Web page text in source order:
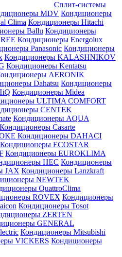
Сплит-системы
MDV Кондиционеры
Clima Кондиционеры Hitachi
Ballu Кондиционеры
Кондиционеры Energolux
Panasonic Кондиционеры
Кондиционеры KALASHNIKOV
Кондиционеры Kentatsu
AERONIK
Dahatsu Кондиционеры
Кондиционеры Midea
ULTIMA COMFORT
CENTEK
Кондиционеры AQUA
Кондиционеры Casarte
Кондиционеры DAHACI
Кондиционеры ECOSTAR
Кондиционеры EUROKLIMA
HEC Кондиционеры
JAX Кондиционеры Lanzkraft
NEWTEK
QuattroClima
ROVEX Кондиционеры
Кондиционеры Tosot
ZERTEN
GENERAL
Кондиционеры Mitsubishi
VICKERS Кондиционеры